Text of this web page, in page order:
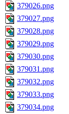
379026.png
379027.png
379028.png
379029.png
379030.png
379031.png
379032.png
379033.png
379034.png